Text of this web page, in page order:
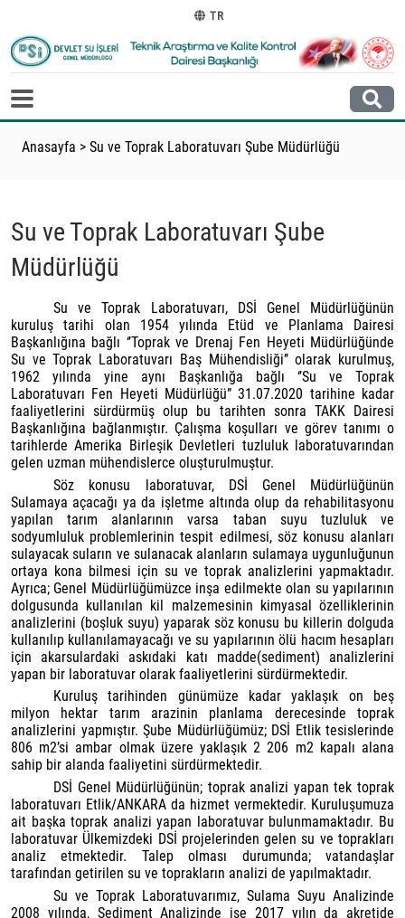
TR
Anasayfa > Su ve Toprak Laboratuvarı Şube Müdürlüğü
Su ve Toprak Laboratuvarı Şube
Müdürlüğü
Su ve Toprak Laboratuvarı, DSİ Genel Müdürlüğünün
kuruluş tarihi olan 1954 yılında Etüd ve Planlama Dairesi
Başkanlığına bağlı ‘’Toprak ve Drenaj Fen Heyeti Müdürlüğünde
Su ve Toprak Laboratuvarı Baş Mühendisliği’’ olarak kurulmuş,
1962 yılında yine aynı Başkanlığa bağlı ‘’Su ve Toprak
Laboratuvarı Fen Heyeti Müdürlüğü” 31.07.2020 tarihine kadar
faaliyetlerini sürdürmüş olup bu tarihten sonra TAKK Dairesi
Başkanlığına bağlanmıştır. Çalışma koşulları ve görev tanımı o
tarihlerde Amerika Birleşik Devletleri tuzluluk laboratuvarından
gelen uzman mühendislerce oluşturulmuştur.
Söz konusu laboratuvar, DSİ Genel Müdürlüğünün
Sulamaya açacağı ya da işletme altında olup da rehabilitasyonu
yapılan tarım alanlarının varsa taban suyu tuzluluk ve
sodyumluluk problemlerinin tespit edilmesi, söz konusu alanları
sulayacak suların ve sulanacak alanların sulamaya uygunluğunun
ortaya kona bilmesi için su ve toprak analizlerini yapmaktadır.
Ayrıca; Genel Müdürlüğümüzce inşa edilmekte olan su yapılarının
dolgusunda kullanılan kil malzemesinin kimyasal özelliklerinin
analizlerini (boşluk suyu) yaparak söz konusu bu killerin dolguda
kullanılıp kullanılamayacağı ve su yapılarının ölü hacım hesapları
için akarsulardaki askıdaki katı madde(sediment) analizlerini
yapan bir laboratuvar olarak faaliyetlerini sürdürmektedir.
Kuruluş tarihinden günümüze kadar yaklaşık on beş
milyon hektar tarım arazinin planlama derecesinde toprak
analizlerini yapmıştır. Şube Müdürlüğümüz; DSİ Etlik tesislerinde
806 m2’si ambar olmak üzere yaklaşık 2 206 m2 kapalı alana
sahip bir alanda faaliyetini sürdürmektedir.
DSİ Genel Müdürlüğünün; toprak analizi yapan tek toprak
laboratuvarı Etlik/ANKARA da hizmet vermektedir. Kuruluşumuza
ait başka toprak analizi yapan laboratuvar bulunmamaktadır. Bu
laboratuvar Ülkemizdeki DSİ projelerinden gelen su ve toprakları
analiz etmektedir. Talep olması durumunda; vatandaşlar
tarafından getirilen su ve toprakların analizi de yapılmaktadır.
Su ve Toprak Laboratuvarımız, Sulama Suyu Analizinde
2008 yılında, Sediment Analizinde ise 2017 yılın da akretide